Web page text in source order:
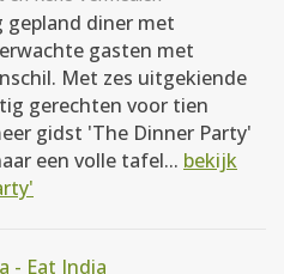
gepland diner met
gasten met
Met zes uitgekiende
gerechten voor tien
gidst 'The Dinner Party'
een volle tafel... bekijk
- Eat India